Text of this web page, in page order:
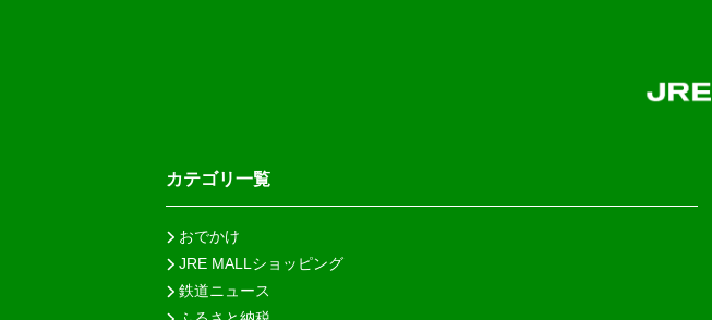
カテゴリ一覧
おでかけ
JRE MALLショッピング
鉄道ニュース